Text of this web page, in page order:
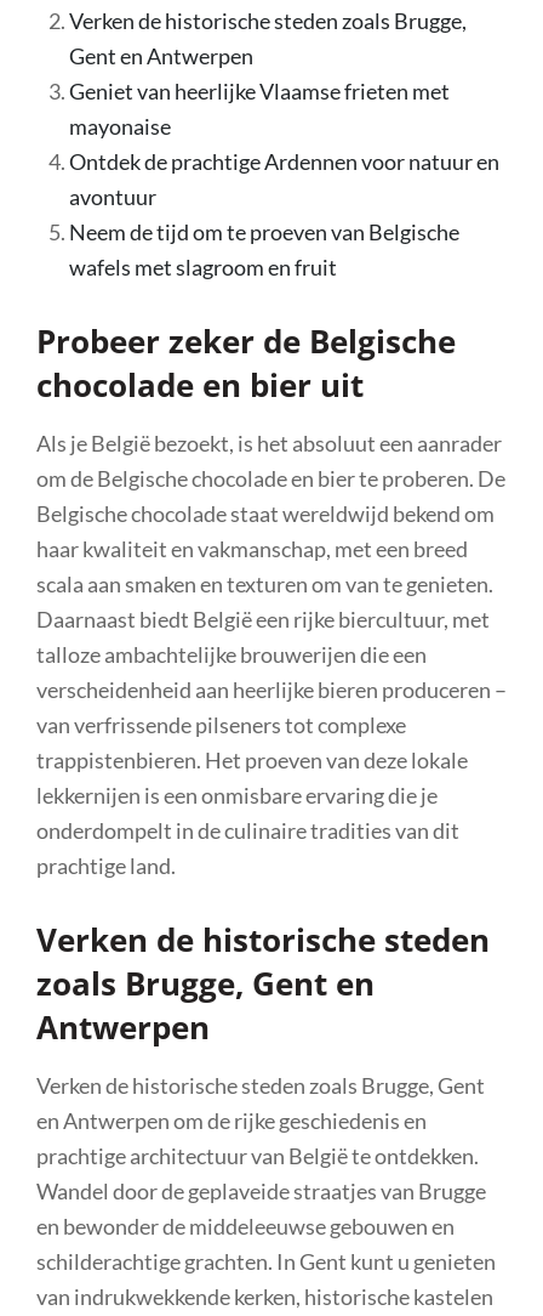
Verken de historische steden zoals Brugge,
Gent en Antwerpen
Geniet van heerlijke Vlaamse frieten met
mayonaise
Ontdek de prachtige Ardennen voor natuur en
avontuur
Neem de tijd om te proeven van Belgische
wafels met slagroom en fruit
Probeer zeker de Belgische
chocolade en bier uit
Als je België bezoekt, is het absoluut een aanrader
om de Belgische chocolade en bier te proberen. De
Belgische chocolade staat wereldwijd bekend om
haar kwaliteit en vakmanschap, met een breed
scala aan smaken en texturen om van te genieten.
Daarnaast biedt België een rijke biercultuur, met
talloze ambachtelijke brouwerijen die een
verscheidenheid aan heerlijke bieren produceren –
van verfrissende pilseners tot complexe
trappistenbieren. Het proeven van deze lokale
lekkernijen is een onmisbare ervaring die je
onderdompelt in de culinaire tradities van dit
prachtige land.
Verken de historische steden
zoals Brugge, Gent en
Antwerpen
Verken de historische steden zoals Brugge, Gent
en Antwerpen om de rijke geschiedenis en
prachtige architectuur van België te ontdekken.
Wandel door de geplaveide straatjes van Brugge
en bewonder de middeleeuwse gebouwen en
schilderachtige grachten. In Gent kunt u genieten
van indrukwekkende kerken, historische kastelen